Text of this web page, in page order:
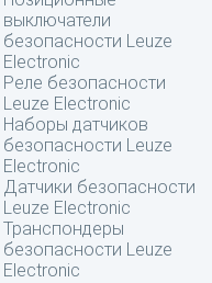
выключатели
безопасности Leuze
Electronic
Реле безопасности
Leuze Electronic
Наборы датчиков
безопасности Leuze
Electronic
Датчики безопасности
Leuze Electronic
Транспондеры
безопасности Leuze
Electronic